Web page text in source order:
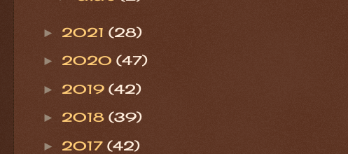
► 2021 (28)
► 2020 (47)
► 2019 (42)
► 2018 (39)
► 2017 (42)